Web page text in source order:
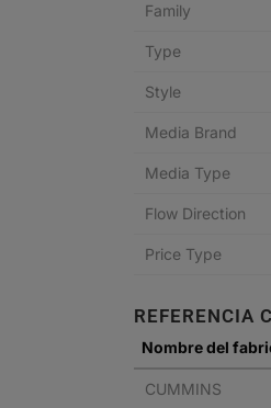
Family
Type
Style
Media Brand
Media Type
Flow Direction
Price Type
REFERENCIA
Nombre del
CUMMINS